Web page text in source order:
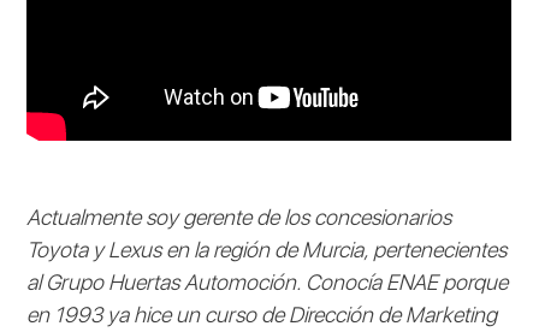
Actualmente soy gerente de los concesionarios
Toyota y Lexus en la región de Murcia, pertenecientes
al Grupo Huertas Automoción. Conocía ENAE porque
en 1993 ya hice un curso de Dirección de Marketing